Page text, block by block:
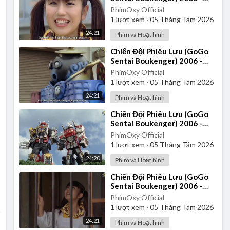
24:21
Tập 24 | Vietsub
PhimOxy Official
1 lượt xem · 05 Tháng Tám 2026
Phim và Hoạt hình
24:21
⁣Chiến Đội Phiêu Lưu (GoGo
Sentai Boukenger) 2006 -
Tập 25 | Vietsub
PhimOxy Official
1 lượt xem · 05 Tháng Tám 2026
Phim và Hoạt hình
24:20
⁣Chiến Đội Phiêu Lưu (GoGo
Sentai Boukenger) 2006 -
Tập 31 | Vietsub
PhimOxy Official
1 lượt xem · 05 Tháng Tám 2026
Phim và Hoạt hình
24:21
⁣Chiến Đội Phiêu Lưu (GoGo
Sentai Boukenger) 2006 -
Tập 33 | Vietsub
PhimOxy Official
1 lượt xem · 05 Tháng Tám 2026
Phim và Hoạt hình